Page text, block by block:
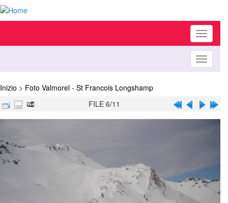
Toggle
Toggle
Inizio > Foto Valmorel - St Francois Longshamp
FILE 6/11